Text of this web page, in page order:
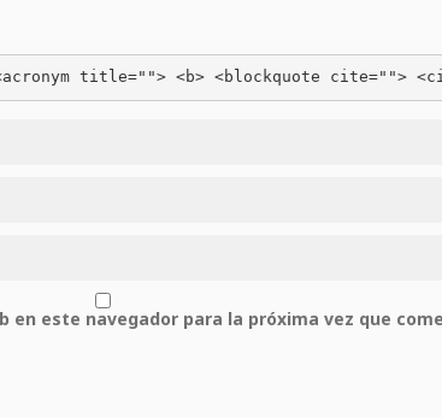
title=""> <b> <blockquote cite="">
en este navegador para la próxima vez que